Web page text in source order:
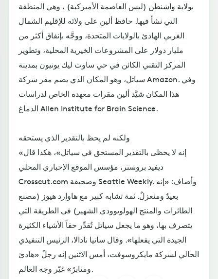
بولاية واشنطن (ليس العاصمة الأميركية) ، وهي المنطقة
التي نشأ فيها. حافظ ألين على ولائه للإقليم الشمال
الغربي الهادئ بالولايات المتحدة، ووجَّه بإنفاق أكثر من
مليار دولار على المشروعات الخيرية المحلية، وتطوير
المركز التقني الكائن في حي ساوث ليك يونيون بمدينة
سياتل، وهو المكان الذي يضم مقر شركة Amazon. وفي
هذا المكان شيَّد ألين مقرات معهده الخاص لدراسات
الدماغ Allen Institute for Brain Science.
ولكنه لم يحظ بالتقدير الذي يستحقه
«إنه لا يحظى بالتقدير المستحق في سياتل»، هكذا قال
ديفيد بروستر، مؤسس الموقع الإخباري المحلي
Crosscut.com وصحيفة Seattle Weekly. وأضاف: «إنه
بعيدٌ ومنعزلٌ. ثمة تشابه كبير مع هاوارد هيوز (مصنع
الطائرات والمنتج الهولويوودي الشهير) في الطريقة التي
يتصرف بها، وهو ما يجعل سياتل تُقدِّر حقاً الأشياء الكثيرة
الجيدة التي يفعلها». وقال ساتيا نادالا، الرئيس التنفيذي
الحالي لشركة مايكروسوفت، أمس الاثنين إنه رجلٌ «هادئ
ومثابرٌ» غيّر وجه العالم.